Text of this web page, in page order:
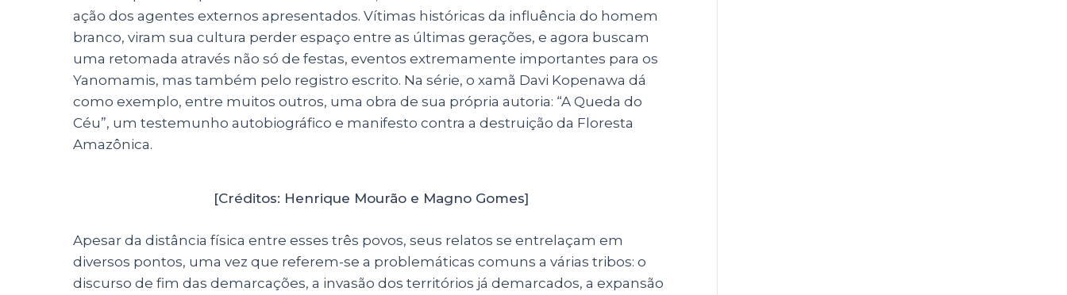
ação dos agentes externos apresentados. Vítimas históricas da influência do homem
branco, viram sua cultura perder espaço entre as últimas gerações, e agora buscam
uma retomada através não só de festas, eventos extremamente importantes para os
Yanomamis, mas também pelo registro escrito. Na série, o xamã Davi Kopenawa dá
como exemplo, entre muitos outros, uma obra de sua própria autoria: “A Queda do
Céu”, um testemunho autobiográfico e manifesto contra a destruição da Floresta
Amazônica.
[Créditos: Henrique Mourão e Magno Gomes]
Apesar da distância física entre esses três povos, seus relatos se entrelaçam em
diversos pontos, uma vez que referem-se a problemáticas comuns a várias tribos: o
discurso de fim das demarcações, a invasão dos territórios já demarcados, a expansão